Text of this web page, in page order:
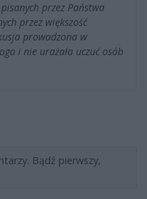
przez Państwa
przez większość
prowadzona w
i nie urażała uczuć osób
Bądź pierwszy,